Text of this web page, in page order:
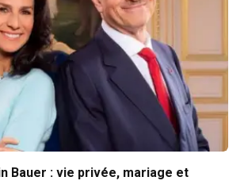
Bauer : vie privée, mariage et